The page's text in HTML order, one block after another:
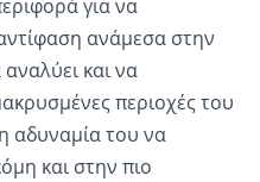
για να
ανάμεσα στην
και να
περιοχές του
αδυναμία του να
και στην πιο